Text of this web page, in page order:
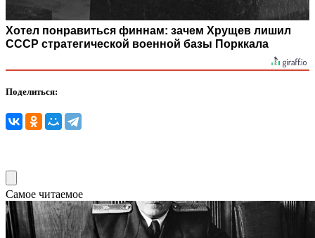
Хотел понравиться финнам: зачем Хрущев лишил
СССР стратегической военной базы Порккала
Поделиться:
Самое читаемое